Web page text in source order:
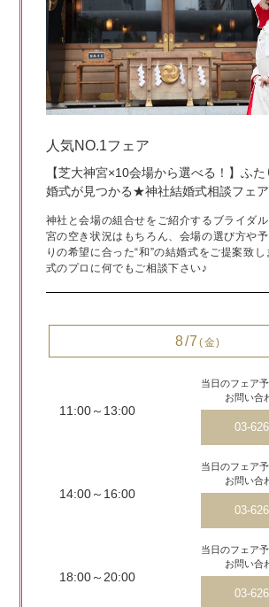
人気NO.1フェア
【芝大神宮×10会場から選べる！】ふ
婚式が見つかる★神社結婚式相談フェア
神社と会場の組合せをご紹介するブライダ
宮の空き状況はもちろん、会場の選び方や
りの希望に合った“和”の結婚式をご提案致
式のプロに何でもご相談下さい♪
8/7 (金)
11:00～13:00
当日のフェア
お問い合
03-
14:00～16:00
当日のフェア
お問い合
03-
18:00～20:00
当日のフェア
お問い合
03-